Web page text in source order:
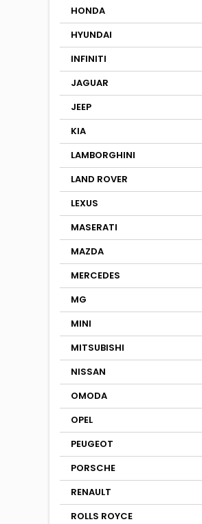
HONDA
HYUNDAI
INFINITI
JAGUAR
JEEP
KIA
LAMBORGHINI
LAND ROVER
LEXUS
MASERATI
MAZDA
MERCEDES
MG
MINI
MITSUBISHI
NISSAN
OMODA
OPEL
PEUGEOT
PORSCHE
RENAULT
ROLLS ROYCE